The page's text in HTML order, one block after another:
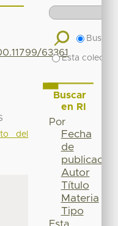
63361
del
Buscar
Esta
Buscar
en RI
Por
Fecha
de
publicación
Autor
Título
Materia
Tipo